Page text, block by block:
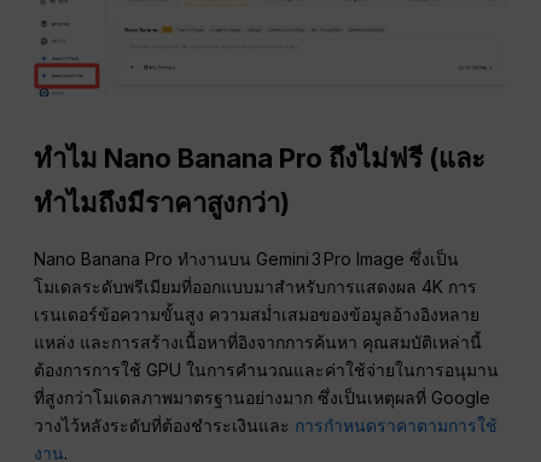
ทำไม Nano Banana Pro ถึงไม่ฟรี (และ
ทำไมถึงมีราคาสูงกว่า)
Nano Banana Pro ทำงานบน Gemini 3 Pro Image ซึ่งเป็น
โมเดลระดับพรีเมียมที่ออกแบบมาสำหรับการแสดงผล 4K การ
เรนเดอร์ข้อความขั้นสูง ความสม่ำเสมอของข้อมูลอ้างอิงหลาย
แหล่ง และการสร้างเนื้อหาที่อิงจากการค้นหา คุณสมบัติเหล่านี้
ต้องการการใช้ GPU ในการคำนวณและค่าใช้จ่ายในการอนุมาน
ที่สูงกว่าโมเดลภาพมาตรฐานอย่างมาก ซึ่งเป็นเหตุผลที่ Google
วางไว้หลังระดับที่ต้องชำระเงินและ การกำหนดราคาตามการใช้
งาน.